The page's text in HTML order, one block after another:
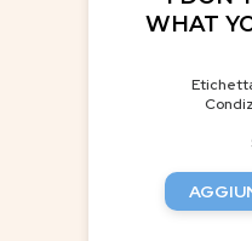
WHAT